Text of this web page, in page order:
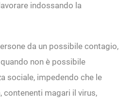
indossando la
da un possibile contagio,
non è possibile
sociale, impedendo che le
contenenti magari il virus,